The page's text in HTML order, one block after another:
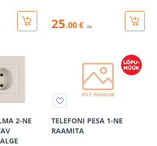
25.00 € /tk
2-NE
TELEFONI PESA 1-NE
RAAMITA